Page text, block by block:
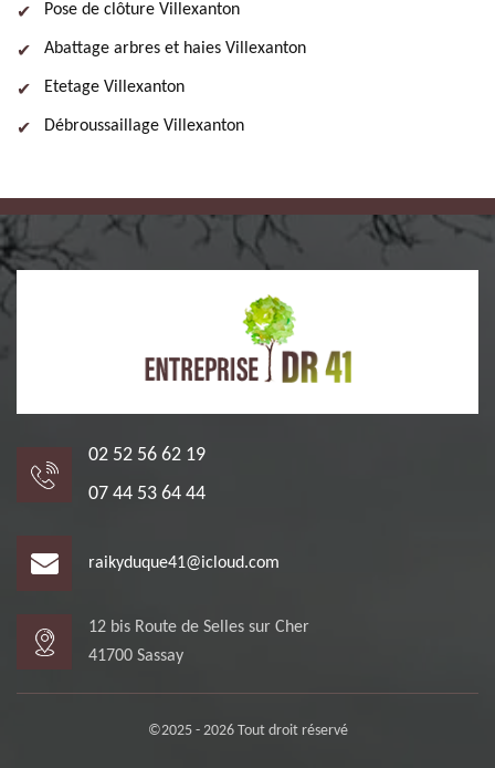
Pose de clôture Villexanton
Abattage arbres et haies Villexanton
Etetage Villexanton
Débroussaillage Villexanton
02 52 56 62 19
07 44 53 64 44
raikyduque41@icloud.com
12 bis Route de Selles sur Cher
41700 Sassay
©2025 - 2026 Tout droit réservé